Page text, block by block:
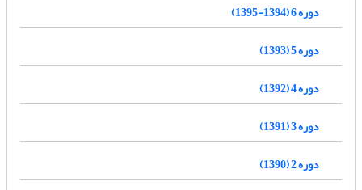
دوره 6 (1394-1395)
دوره 5 (1393)
دوره 4 (1392)
دوره 3 (1391)
دوره 2 (1390)